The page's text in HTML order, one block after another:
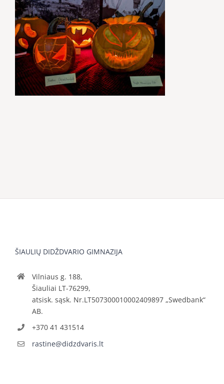
ŠIAULIŲ DIDŽDVARIO GIMNAZIJA
Vilniaus g. 188,
Šiauliai LT-76299,
atsisk. sąsk. Nr.LT507300010002409897 „Swedbank“
AB.
+370 41 431514
rastine@didzdvaris.lt